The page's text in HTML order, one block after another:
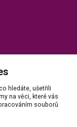
hledáte, ušetřili
na věci, které vás
souborů